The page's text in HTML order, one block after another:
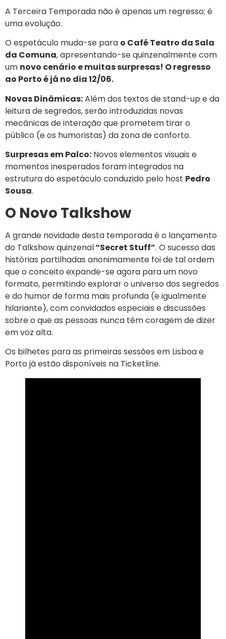
A Terceira Temporada não é apenas um regresso; é
uma evolução.
O espetáculo muda-se para o Café Teatro da Sala
da Comuna, apresentando-se quinzenalmente com
um novo cenário e muitas surpresas! O regresso
ao Porto é já no dia 12/06.
Novas Dinâmicas:Além dos textos de stand-up e da
leitura de segredos, serão introduzidas novas
mecânicas de interação que prometem tirar o
público (e os humoristas) da zona de conforto.
Surpresas em Palco: Novos elementos visuais e
momentos inesperados foram integrados na
estrutura do espetáculo conduzido pelo host Pedro
Sousa.
O Novo Talkshow
A grande novidade desta temporada é o lançamento
do Talkshow quinzenal“Secret Stuff”. O sucesso das
histórias partilhadas anonimamente foi de tal ordem
que o conceito expande-se agora para um novo
formato, permitindo explorar o universo dos segredos
e do humor de forma mais profunda (e igualmente
hilariante), com convidados especiais e discussões
sobre o que as pessoas nunca têm coragem de dizer
em voz alta.
Os bilhetes para as primeiras sessões em Lisboa e
Porto já estão disponíveis na Ticketline.